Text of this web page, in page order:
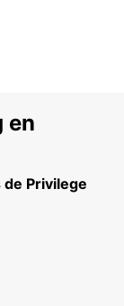
en
Privilege